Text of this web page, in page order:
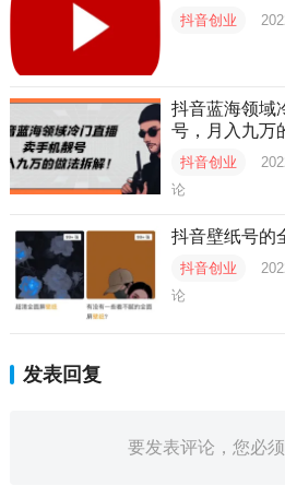
抖音创业
抖音蓝海领
号，月入九万
抖音创业
论
抖音壁纸号的
抖音创业
论
发表回复
要发表评论，您必